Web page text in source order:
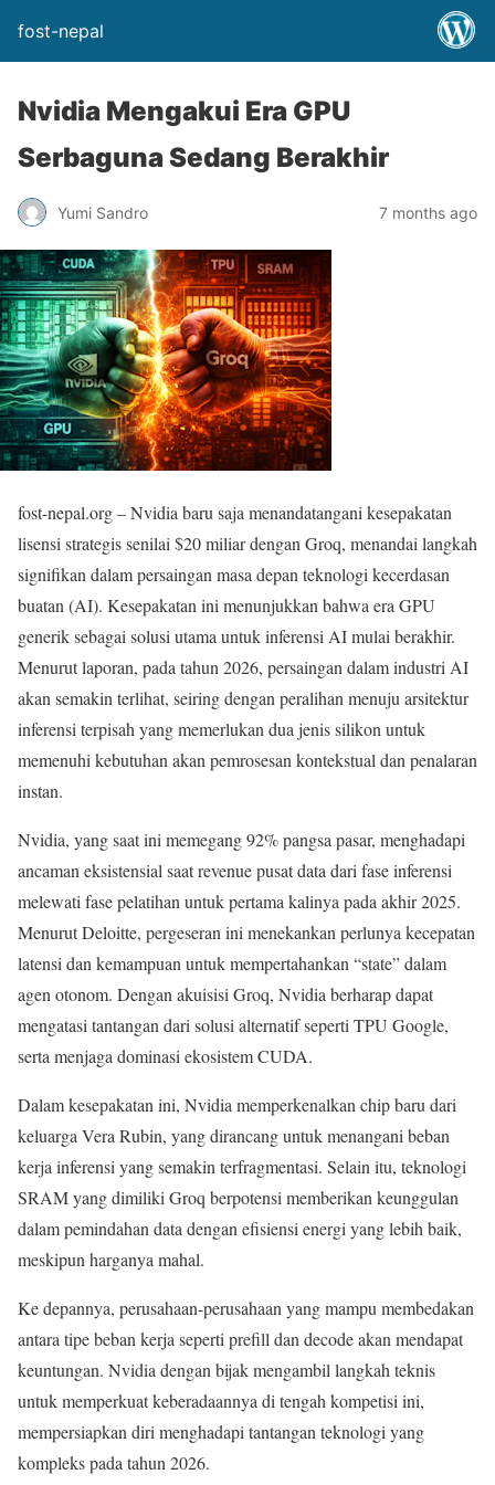
fost-nepal
Nvidia Mengakui Era GPU
Serbaguna Sedang Berakhir
Yumi Sandro 7 months ago
fost-nepal.org – Nvidia baru saja menandatangani kesepakatan
lisensi strategis senilai $20 miliar dengan Groq, menandai langkah
signifikan dalam persaingan masa depan teknologi kecerdasan
buatan (AI). Kesepakatan ini menunjukkan bahwa era GPU
generik sebagai solusi utama untuk inferensi AI mulai berakhir.
Menurut laporan, pada tahun 2026, persaingan dalam industri AI
akan semakin terlihat, seiring dengan peralihan menuju arsitektur
inferensi terpisah yang memerlukan dua jenis silikon untuk
memenuhi kebutuhan akan pemrosesan kontekstual dan penalaran
instan.
Nvidia, yang saat ini memegang 92% pangsa pasar, menghadapi
ancaman eksistensial saat revenue pusat data dari fase inferensi
melewati fase pelatihan untuk pertama kalinya pada akhir 2025.
Menurut Deloitte, pergeseran ini menekankan perlunya kecepatan
latensi dan kemampuan untuk mempertahankan “state” dalam
agen otonom. Dengan akuisisi Groq, Nvidia berharap dapat
mengatasi tantangan dari solusi alternatif seperti TPU Google,
serta menjaga dominasi ekosistem CUDA.
Dalam kesepakatan ini, Nvidia memperkenalkan chip baru dari
keluarga Vera Rubin, yang dirancang untuk menangani beban
kerja inferensi yang semakin terfragmentasi. Selain itu, teknologi
SRAM yang dimiliki Groq berpotensi memberikan keunggulan
dalam pemindahan data dengan efisiensi energi yang lebih baik,
meskipun harganya mahal.
Ke depannya, perusahaan-perusahaan yang mampu membedakan
antara tipe beban kerja seperti prefill dan decode akan mendapat
keuntungan. Nvidia dengan bijak mengambil langkah teknis
untuk memperkuat keberadaannya di tengah kompetisi ini,
mempersiapkan diri menghadapi tantangan teknologi yang
kompleks pada tahun 2026.